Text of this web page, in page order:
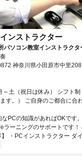
ンストラクター
パソコン教室インストラクタ
※マイカー通期可
～土（祝日は休み） シフト
す。） ご自身のご都合に合
なPCの知識があればOKです
ラーニングのサポートです！
・PCインストラクター ダ